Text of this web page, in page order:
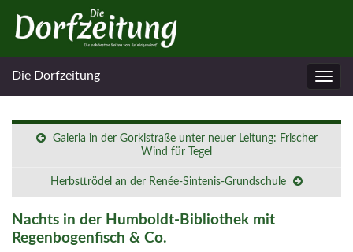
Die Dorfzeitung
Galeria in der Gorkistraße unter neuer Leitung: Frischer
Wind für Tegel
Herbsttrödel an der Renée-Sintenis-Grundschule
Nachts in der Humboldt-Bibliothek mit
Regenbogenfisch & Co.